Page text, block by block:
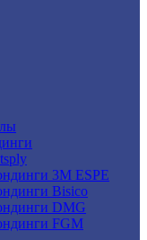
3M ESPE
Bisico
DMG
FGM